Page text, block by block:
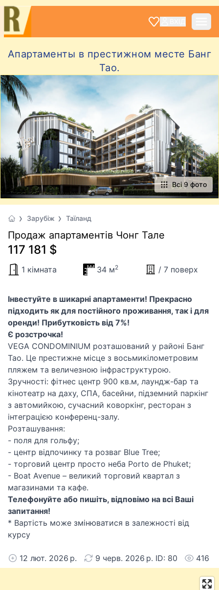
Апартаменты в престижном месте Банг
Тао.
Всі 9 фото
Зарубіж Таїланд
Продаж апартаментів Чонг Тале
117 181 $
1 кімната 34 м2 / 7 поверх
Інвестуйте в шикарні апартаменти! Прекрасно
підходить як для постійного проживання, так і для
оренди! Прибутковість від 7%!
Є розстрочка!
VEGA CONDOMINIUM розташований у районі Банг
Тао. Це престижне місце з восьмикілометровим
пляжем та величезною інфраструктурою.
Зручності: фітнес центр 900 кв.м, лаундж-бар та
кінотеатр на даху, СПА, басейни, підземний паркінг
з автомийкою, сучасний коворкінг, ресторан з
інтеграцією конференц-залу.
Розташування:
- поля для гольфу;
- центр відпочинку та розваг Blue Tree;
- торговий центр просто неба Porto de Phuket;
- Boat Avenue – великий торговий квартал з
магазинами та кафе.
Телефонуйте або пишіть, відповімо на всі Ваші
запитання!
* Вартість може змінюватися в залежності від
курсу
12 лют. 2026 р. 9 черв. 2026 р. ID: 80 416